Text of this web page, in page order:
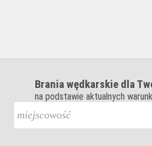
Brania wędkarskie dla
na podstawie aktualnych